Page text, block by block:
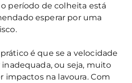
período de colheita está
esperar por uma
é que se a velocidade
ou seja, muito
impactos na lavoura. Com